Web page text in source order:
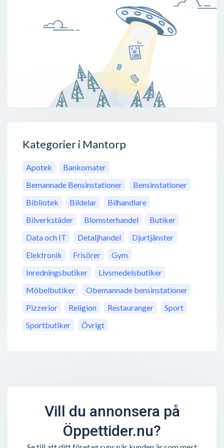
Kategorier i Mantorp
Apotek
Bankomater
Bemannade Bensinstationer
Bensinstationer
Bibliotek
Bildelar
Bilhandlare
Bilverkstäder
Blomsterhandel
Butiker
Data och IT
Detaljhandel
Djurtjänster
Elektronik
Frisörer
Gym
Inredningsbutiker
Livsmedelsbutiker
Möbelbutiker
Obemannade bensinstationer
Pizzerior
Religion Restauranger
Sport
Sportbutiker
Övrigt
Vill du annonsera på
Öppettider.nu?